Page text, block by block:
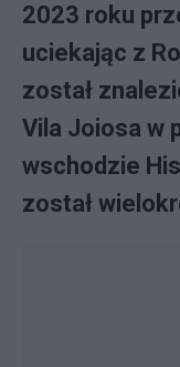
2023 roku
uciekając z
został
Vila Joiosa w
wschodzie
został